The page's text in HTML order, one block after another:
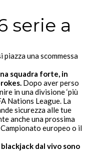
serie a
piazza una scommessa
squadra forte, in
Dopo aver perso
in una divisione ‘più
Nations League. La
sicurezza alle tue
anche una prossima
europeo o il
dal vivo sono